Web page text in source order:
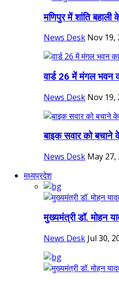
मणिपुर में शांति
News Desk Nov 19,
वार्ड 26 में मंगल भवन
News Desk Nov 19,
बाइक सवार को
News Desk May 27,
मध्यप्रदेश
मुख्यमंत्री डॉ. मोहन
News Desk Jul 30,